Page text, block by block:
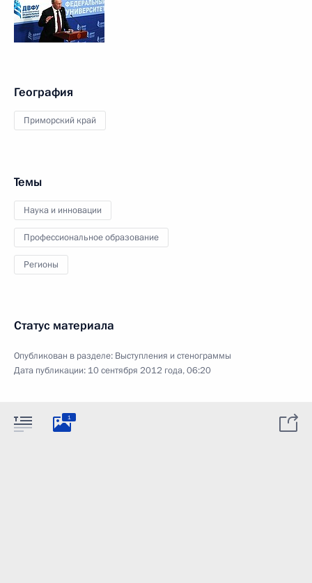
География
Приморский край
Темы
Наука и инновации
Профессиональное образование
Регионы
Статус материала
Опубликован в разделе: Выступления и стенограммы
Дата публикации: 10 сентября 2012 года, 06:20
1